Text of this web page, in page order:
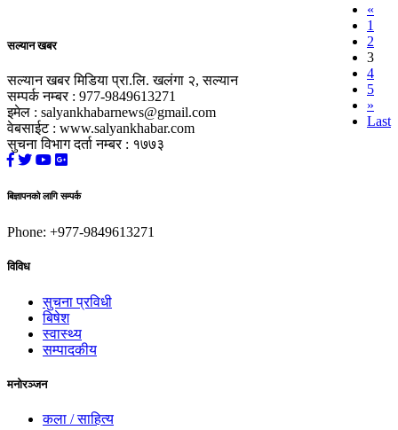
«
1
2
3
4
5
»
Last
सल्यानखबर
सल्यान खबर मिडिया प्रा.लि. खलंगा २, सल्यान
सम्पर्क नम्बर : 977-9849613271
इमेल : salyankhabarnews@gmail.com
वेबसाईट : www.salyankhabar.com
सुचना विभाग दर्ता नम्बर : १७७३
बिज्ञापनको लागि सम्पर्क
Phone: +977-9849613271
विविध
सुचना प्रविधी
बिषेश
स्वास्थ्य
सम्पादकीय
मनोरञ्जन
कला / साहित्य